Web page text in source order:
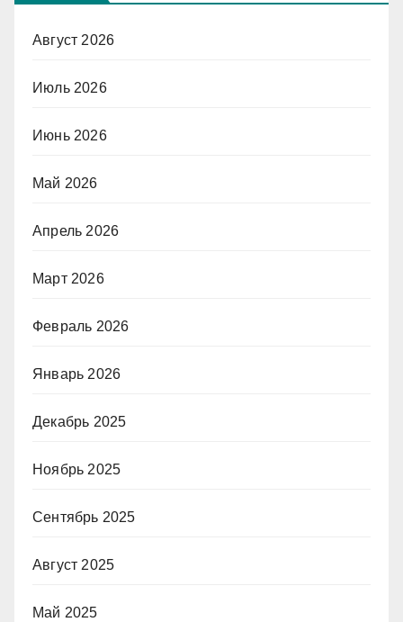
Август 2026
Июль 2026
Июнь 2026
Май 2026
Апрель 2026
Март 2026
Февраль 2026
Январь 2026
Декабрь 2025
Ноябрь 2025
Сентябрь 2025
Август 2025
Май 2025